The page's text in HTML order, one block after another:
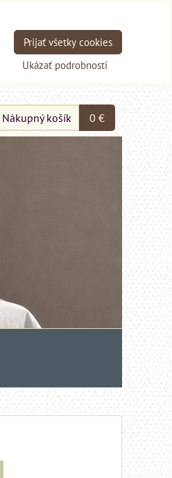
Nákupný košík 0 €
Ukázať podrobnosti
Prijať všetky cookies